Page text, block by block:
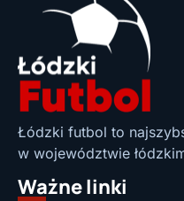
Łódzki futbol to
w województwie
Ważne linki